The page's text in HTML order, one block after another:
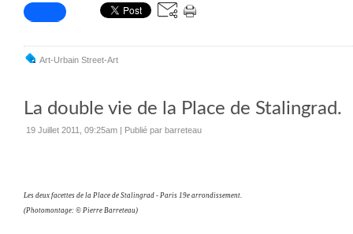
Art-Urbain Street-Art
La double vie de la Place de Stalingrad.
19 Juillet 2011, 09:25am | Publié par barreteau
Les deux facettes de la Place de Stalingrad - Paris 19e arrondissement.
(Photomontage: © Pierre Barreteau)